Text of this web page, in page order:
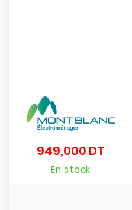
949,000 DT
En stock